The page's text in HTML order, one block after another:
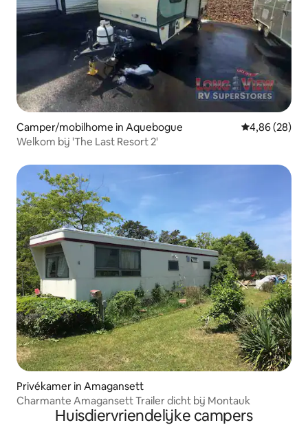
Camper/mobilhome in Aquebogue Gemiddelde
4,86 (28)
Welkom bij 'The Last Resort 2'
Privékamer in Amagansett
Charmante Amagansett Trailer dicht bij Montauk
Huisdiervriendelijke campers